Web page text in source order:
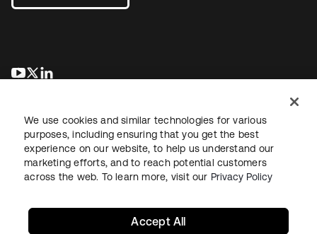
新しいタブで開く
新しいタブで開く
法務プライバシーポリシーサイト利用規約セキュリティ
We use cookies and similar technologies for various
purposes, including ensuring that you get the best
experience on our website, to help us understand our
marketing efforts, and to reach potential customers
across the web. To learn more, visit our Privacy Policy
Accept All